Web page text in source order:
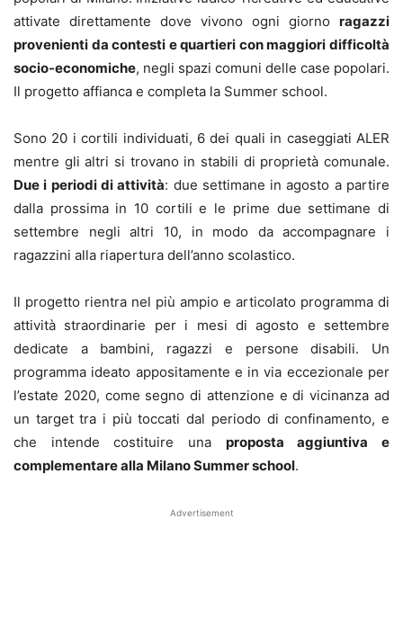
attivate direttamente dove vivono ogni giorno ragazzi
provenienti da contesti e quartieri con maggiori difficoltà
socio-economiche, negli spazi comuni delle case popolari.
Il progetto affianca e completa la Summer school.
Sono 20 i cortili individuati, 6 dei quali in caseggiati ALER
mentre gli altri si trovano in stabili di proprietà comunale.
Due i periodi di attività: due settimane in agosto a partire
dalla prossima in 10 cortili e le prime due settimane di
settembre negli altri 10, in modo da accompagnare i
ragazzini alla riapertura dell’anno scolastico.
Il progetto rientra nel più ampio e articolato programma di
attività straordinarie per i mesi di agosto e settembre
dedicate a bambini, ragazzi e persone disabili. Un
programma ideato appositamente e in via eccezionale per
l’estate 2020, come segno di attenzione e di vicinanza ad
un target tra i più toccati dal periodo di confinamento, e
che intende costituire una proposta aggiuntiva e
complementare alla Milano Summer school.
Advertisement